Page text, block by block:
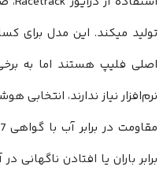
تولید میکند. این مدل برای
اصلی فلیپ هستند اما به
نرم‌افزار نیاز ندارند، انتخابی
برابر باران یا افتادن ناگهانی